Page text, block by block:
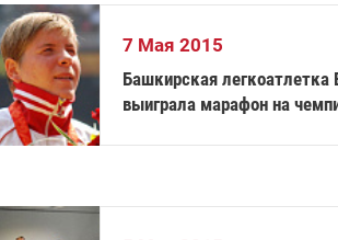
7 Мая 2015
Башкирская легкоатлетка
выиграла марафон на